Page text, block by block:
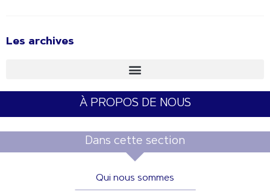
Les archives
À PROPOS DE NOUS
Dans cette section
Qui nous sommes